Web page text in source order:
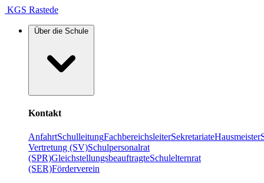
KGS Rastede
Über die Schule
Kontakt
AnfahrtSchulleitungFachbereichsleiterSekretariateHausmeister
Vertretung (SV)Schulpersonalrat
(SPR)GleichstellungsbeauftragteSchulelternrat
(SER)Förderverein